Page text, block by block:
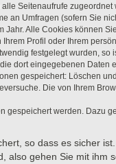
Seitenaufrufe
an Umfragen (sofern Sie
Alle Cookies können
Profil oder Ihrem
festgelegt wurden, so
dort eingegebenen
gespeichert: Löschen
Die von Ihrem
werden. Dazu
so dass es sicher
also gehen Sie mit